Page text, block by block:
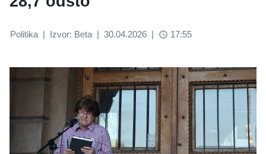
Politika | Izvor: Beta | 30.04.2026 | access_time 17:55